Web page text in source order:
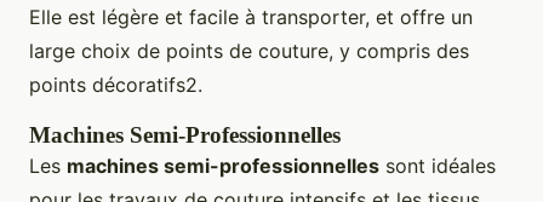
Elle est légère et facile à transporter, et offre un
large choix de points de couture, y compris des
points décoratifs2.
Machines Semi-Professionnelles
Les machines semi-professionnelles sont idéales